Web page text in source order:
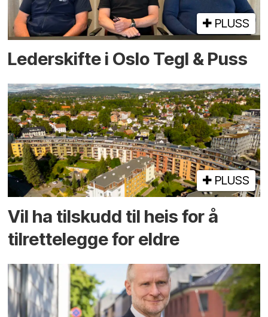
PLUSS
Lederskifte i Oslo Tegl & Puss
PLUSS
Vil ha tilskudd til heis for å
tilrettelegge for eldre